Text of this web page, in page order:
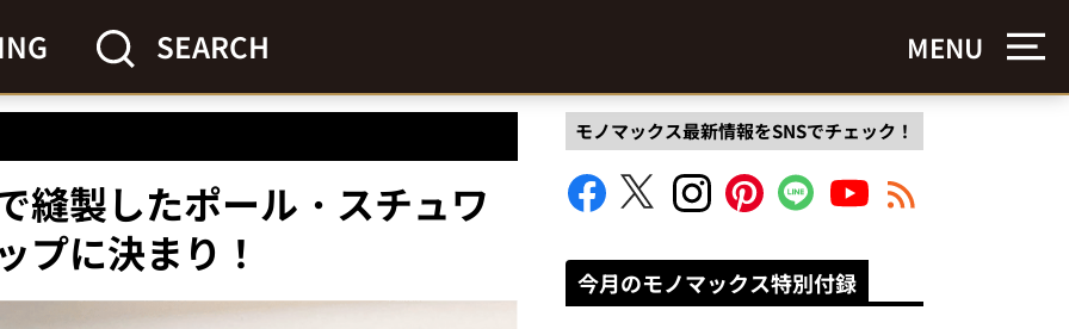
SEARCH MENU
縫製したポール・スチュワ
プに決まり！
モノマックス最新情報をSNSでチェック！
今月のモノマックス特別付録